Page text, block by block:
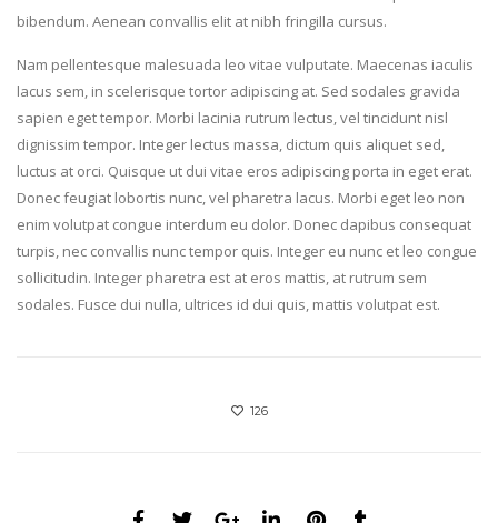
bibendum. Aenean convallis elit at nibh fringilla cursus.
Nam pellentesque malesuada leo vitae vulputate. Maecenas iaculis
lacus sem, in scelerisque tortor adipiscing at. Sed sodales gravida
sapien eget tempor. Morbi lacinia rutrum lectus, vel tincidunt nisl
dignissim tempor. Integer lectus massa, dictum quis aliquet sed,
luctus at orci. Quisque ut dui vitae eros adipiscing porta in eget erat.
Donec feugiat lobortis nunc, vel pharetra lacus. Morbi eget leo non
enim volutpat congue interdum eu dolor. Donec dapibus consequat
turpis, nec convallis nunc tempor quis. Integer eu nunc et leo congue
sollicitudin. Integer pharetra est at eros mattis, at rutrum sem
sodales. Fusce dui nulla, ultrices id dui quis, mattis volutpat est.
126